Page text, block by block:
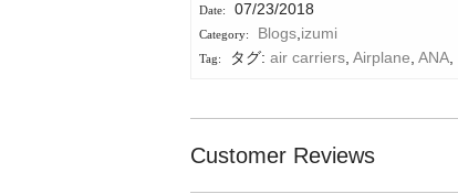
07/23/2018
Blogs, izumi
タグ: air carriers, Airplane ANA,
Customer Reviews